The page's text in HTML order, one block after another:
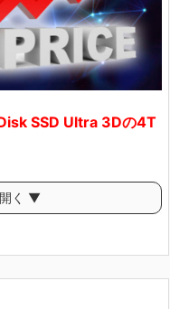
SSD Ultra 3Dの4T
く ▼